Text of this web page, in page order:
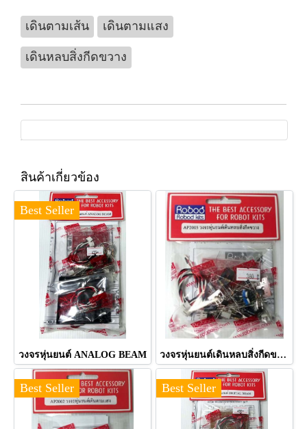
เดินตามเส้น เดินตามแสง
เดินหลบสิ่งกีดขวาง
สินค้าเกี่ยวข้อง
Best Seller
วงจรหุ่นยนต์ ANALOG BEAM วงจรหุ่นยนต์เดินหลบสิ่งกีดขวาง
Best Seller Best Seller